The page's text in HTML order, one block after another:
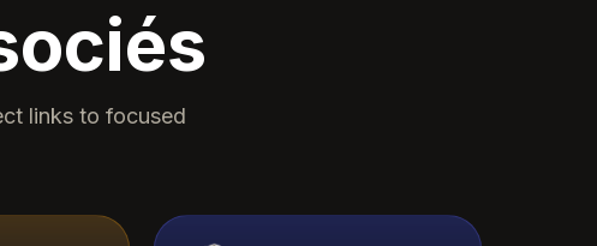
links to focused